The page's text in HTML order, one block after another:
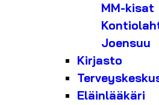
MM-kisat
Joensuu
Kirjasto
Eläinlääkäri